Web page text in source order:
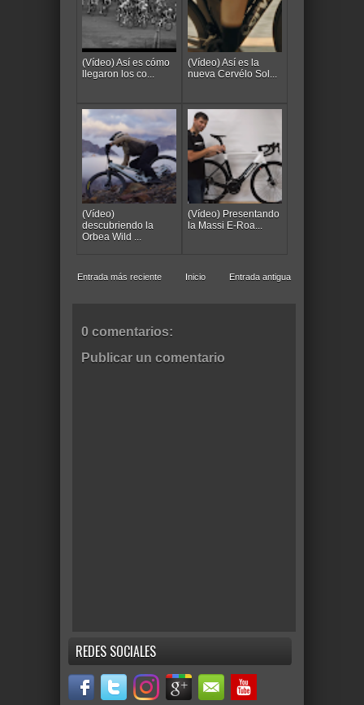
(Vídeo) Así es cómo
llegaron los co...
(Vídeo) Así es la
nueva Cervélo Sol...
(Vídeo)
descubriendo la
Orbea Wild ...
(Vídeo) Presentando
la Massi E-Roa...
Entrada más reciente Entrada antigua
Inicio
0 comentarios:
Publicar un comentario
REDES SOCIALES